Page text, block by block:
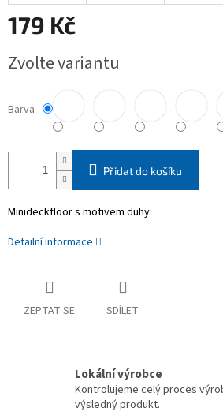
179 Kč
cena:
Zvolte variantu
Barva
Přidat do košíku
Minideckfloor s motivem duhy.
Detailní informace
ZEPTAT SE SDÍLET
Lokální výrobce
Kontrolujeme celý proces
výsledný produkt.